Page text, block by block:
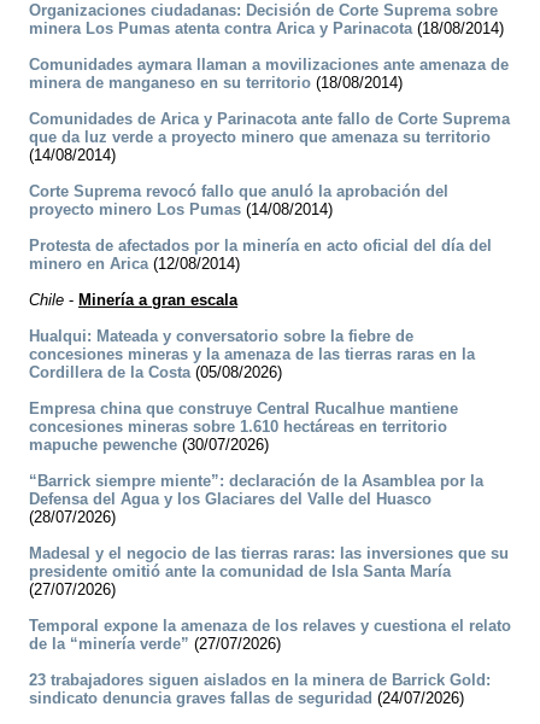
Organizaciones ciudadanas: Decisión de Corte Suprema sobre
minera Los Pumas atenta contra Arica y Parinacota(18/08/2014)
Comunidades aymara llaman a movilizaciones ante amenaza de
minera de manganeso en su territorio (18/08/2014)
Comunidades de Arica y Parinacota ante fallo de Corte Suprema
que da luz verde a proyecto minero que amenaza su territorio
(14/08/2014)
Corte Suprema revocó fallo que anuló la aprobación del
proyecto minero Los Pumas (14/08/2014)
Protesta de afectados por la minería en acto oficial del día del
minero en Arica(12/08/2014)
Chile - Minería a gran escala
Hualqui: Mateada y conversatorio sobre la fiebre de
concesiones mineras y la amenaza de las tierras raras en la
Cordillera de la Costa(05/08/2026)
Empresa china que construye Central Rucalhue mantiene
concesiones mineras sobre 1.610 hectáreas en territorio
mapuche pewenche (30/07/2026)
“Barrick siempre miente”: declaración de la Asamblea por la
Defensa del Agua y los Glaciares del Valle del Huasco
(28/07/2026)
Madesal y el negocio de las tierras raras: las inversiones que su
presidente omitió ante la comunidad de Isla Santa María
(27/07/2026)
Temporal expone la amenaza de los relaves y cuestiona el relato
de la “minería verde” (27/07/2026)
23 trabajadores siguen aislados en la minera de Barrick Gold:
sindicato denuncia graves fallas de seguridad (24/07/2026)